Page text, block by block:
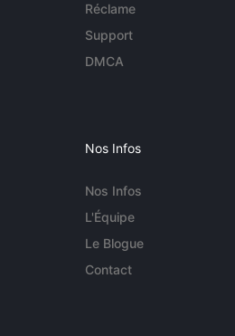
Réclame
Support
DMCA
Nos Infos
Nos Infos
L'Équipe
Le Blogue
Contact